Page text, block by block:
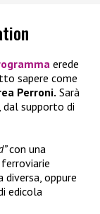
erede
sapere come
Perroni. Sarà
supporto di
con una
diversa, oppure
edicola